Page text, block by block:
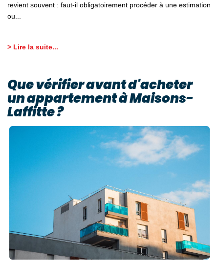
revient souvent : faut-il obligatoirement procéder à une estimation
ou...
> Lire la suite...
Que vérifier avant d'acheter
un appartement à Maisons-
Laffitte ?